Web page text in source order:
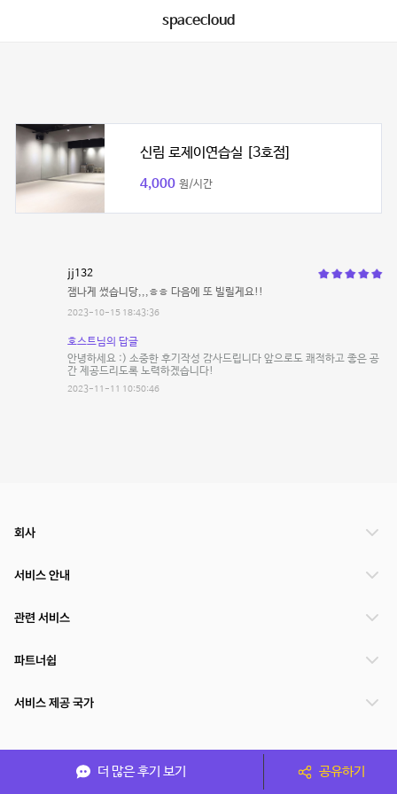
spacecloud
신림 로제이연습실 [3호점]
4,000 원/시간
jj132
잼나게 썼습니당,,,ㅎㅎ 다음에 또 빌릴게요!!
2023-10-15 18:43:36
호스트님의 답글
안녕하세요 :) 소중한 후기작성 감사드립니다 앞으로도 쾌적하고 좋은 공
간 제공드리도록 노력하겠습니다!
2023-11-11 10:50:46
더 많은 후기 보기 공유하기
회사
서비스 안내
관련 서비스
파트너쉽
서비스 제공 국가
(주)NSPACE 사업자정보